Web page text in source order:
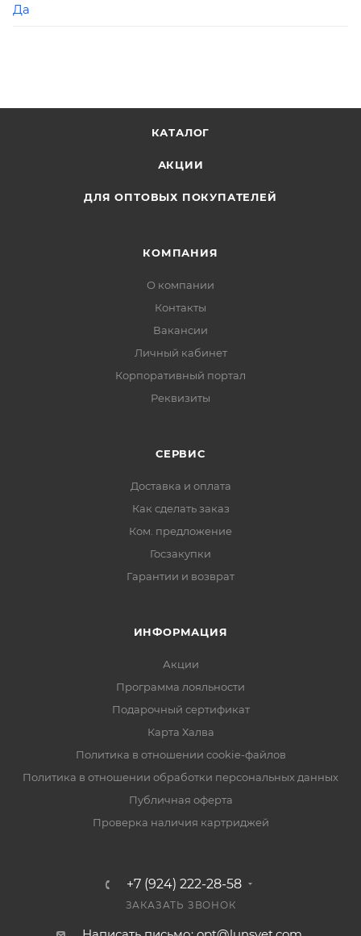
Да
КАТАЛОГ
АКЦИИ
ДЛЯ ОПТОВЫХ ПОКУПАТЕЛЕЙ
КОМПАНИЯ
О компании
Контакты
Вакансии
Личный кабинет
Корпоративный портал
Реквизиты
СЕРВИС
Доставка и оплата
Как сделать заказ
Ком. предложение
Госзакупки
Гарантии и возврат
ИНФОРМАЦИЯ
Акции
Программа лояльности
Подарочный сертификат
Карта Халва
Политика в отношении cookie-файлов
Политика в отношении обработки персональных данных
Публичная оферта
Проверка наличия картриджей
+7 (924) 222-28-58
ЗАКАЗАТЬ ЗВОНОК